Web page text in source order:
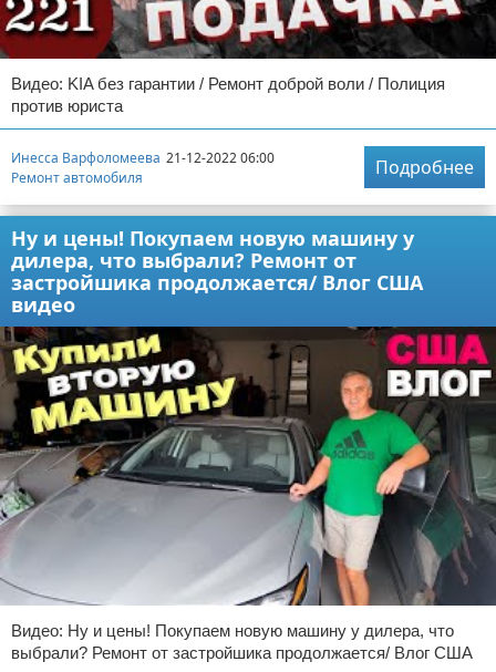
Видео: KIA без гарантии / Ремонт доброй воли / Полиция
против юриста
Инесса Варфоломеева 21-12-2022 06:00
Ремонт автомобиля
Подробнее
Ну и цены! Покупаем новую машину у
дилера, что выбрали? Ремонт от
застройшика продолжается/ Влог США
видео
Видео: Ну и цены! Покупаем новую машину у дилера, что
выбрали? Ремонт от застройшика продолжается/ Влог США